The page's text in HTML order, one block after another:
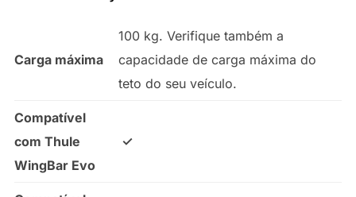
Carga máxima
100 kg. Verifique também a
capacidade de carga máxima do
teto do seu veículo.
Compatível
com Thule
WingBar Evo
✓